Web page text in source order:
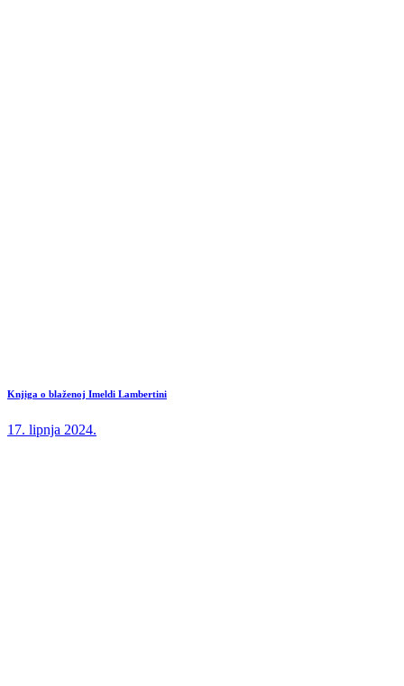
Knjiga o blaženoj Imeldi Lambertini
17. lipnja 2024.